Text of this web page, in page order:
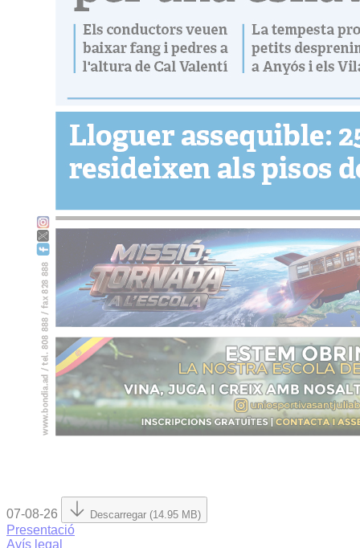
07-08-26 Descarregar (14.95 MB)
Presentació
Avís legal